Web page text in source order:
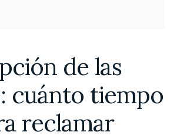
de las
cuánto tiempo
reclamar